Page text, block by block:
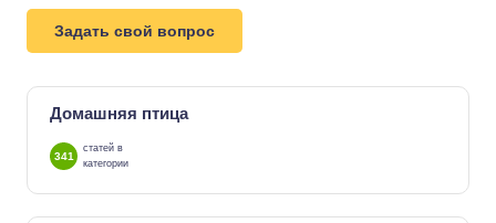
Задать свой вопрос
Домашняя птица
341
статей в
категории